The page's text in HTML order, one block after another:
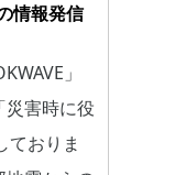
情報発信
」
災害時に役
ておりま